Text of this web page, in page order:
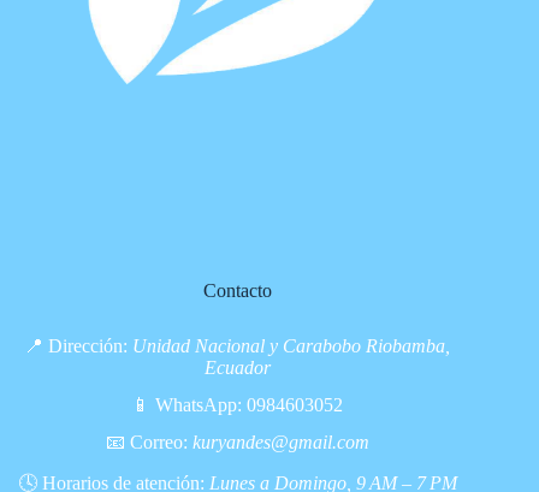
Contacto
📍 Dirección: Unidad Nacional y Carabobo Riobamba,
Ecuador
📱 WhatsApp:0984603052
📧 Correo: kuryandes@gmail.com
🕓 Horarios de atención: Lunes a Domingo, 9 AM – 7 PM